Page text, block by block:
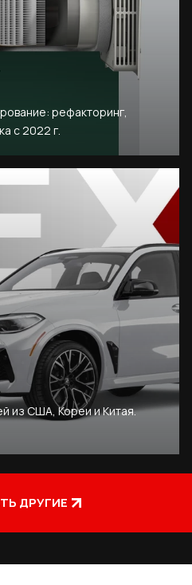
рефакторинг,
с 2022 г.
из США, Кореи и Китая.
ДРУГИЕ